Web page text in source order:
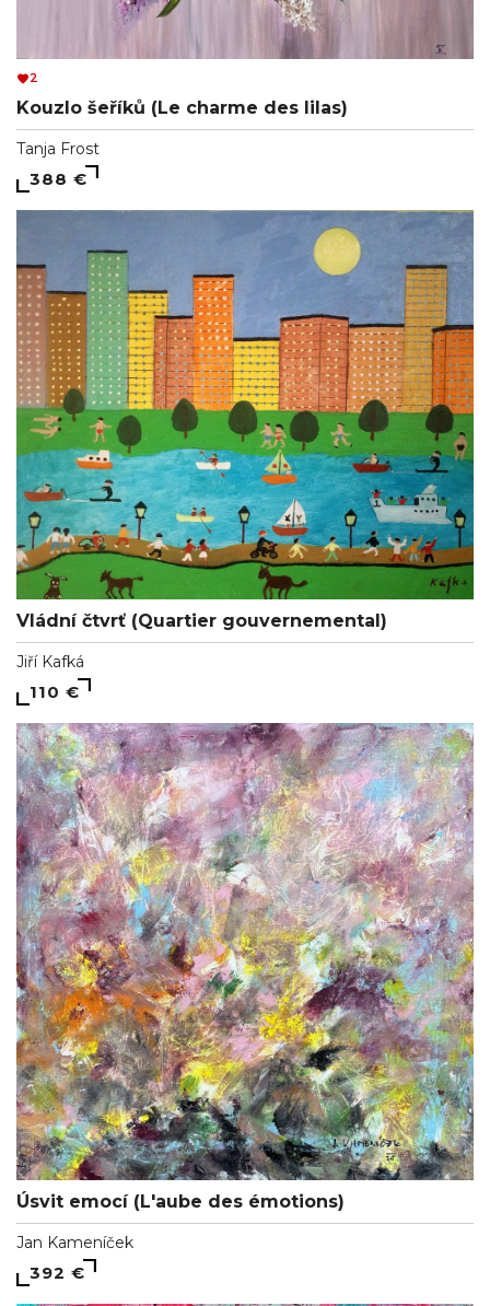
2
Kouzlo šeříků (Le charme des lilas)
Tanja Frost
388 €
Vládní čtvrť (Quartier gouvernemental)
Jiří Kafká
110 €
Úsvit emocí (L'aube des émotions)
Jan Kameníček
392 €